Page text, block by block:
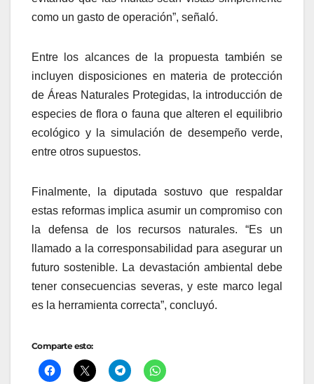
como un gasto de operación”, señaló.
Entre los alcances de la propuesta también se
incluyen disposiciones en materia de protección
de Áreas Naturales Protegidas, la introducción de
especies de flora o fauna que alteren el equilibrio
ecológico y la simulación de desempeño verde,
entre otros supuestos.
Finalmente, la diputada sostuvo que respaldar
estas reformas implica asumir un compromiso con
la defensa de los recursos naturales. “Es un
llamado a la corresponsabilidad para asegurar un
futuro sostenible. La devastación ambiental debe
tener consecuencias severas, y este marco legal
es la herramienta correcta”, concluyó.
Comparte esto: